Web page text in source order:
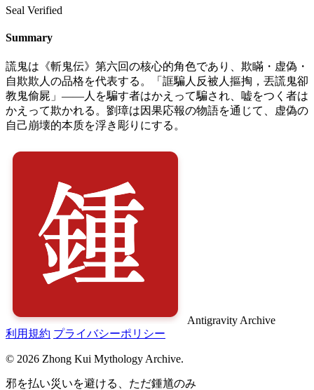
Seal Verified
Summary
謊鬼は《斬鬼伝》第六回の核心的角色であり、欺瞞・虚偽・
自欺欺人の品格を代表する。「誆騙人反被人摳掏，丟謊鬼卻
教鬼偷屍」――人を騙す者はかえって騙され、嘘をつく者は
かえって欺かれる。劉璋は因果応報の物語を通じて、虚偽の
自己崩壊的本质を浮き彫りにする。
Antigravity Archive
利用規約 プライバシーポリシー
© 2026 Zhong Kui Mythology Archive.
邪を払い災いを避ける、ただ鍾馗のみ